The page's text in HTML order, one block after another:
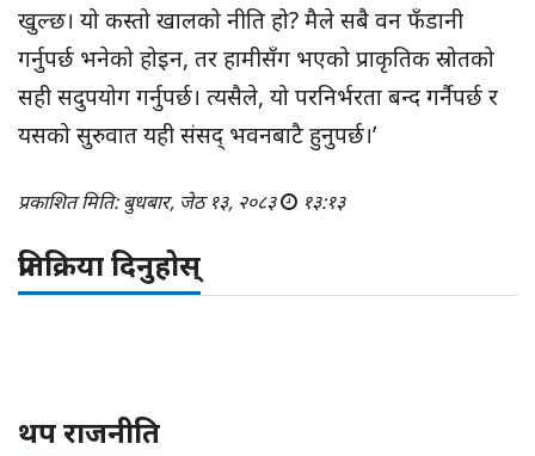
खुल्छ। यो कस्तो खालको नीति हो? मैले सबै वन फँडानी
गर्नुपर्छ भनेको होइन, तर हामीसँग भएको प्राकृतिक स्रोतको
सही सदुपयोग गर्नुपर्छ। त्यसैले, यो परनिर्भरता बन्द गर्नैपर्छ र
यसको सुरुवात यही संसद् भवनबाटै हुनुपर्छ।’
प्रकाशित मिति: बुधबार, जेठ १३, २०८३ १३:१३
प्रतिक्रिया दिनुहोस्
थप राजनीति